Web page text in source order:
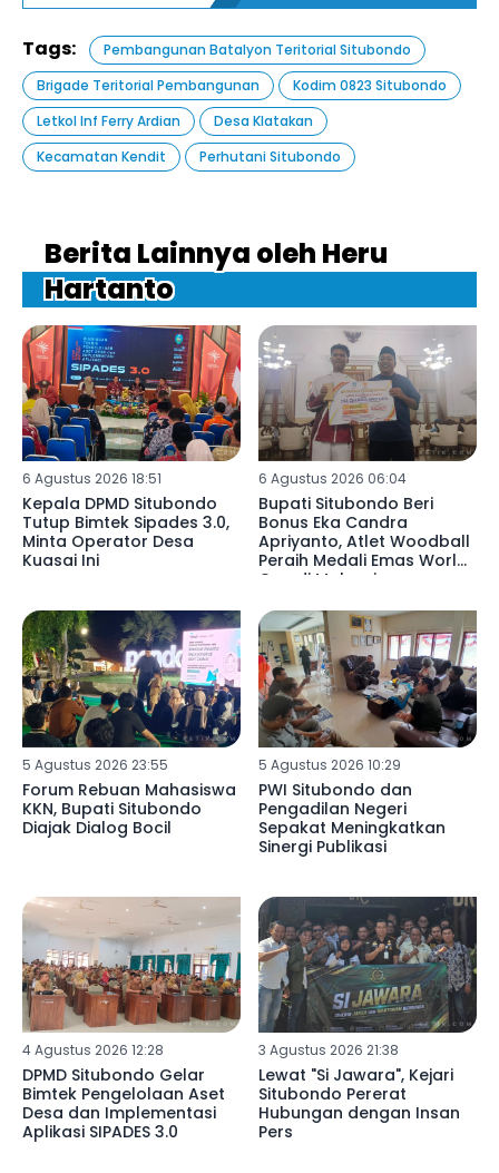
Tags:
Pembangunan Batalyon Teritorial Situbondo
Brigade Teritorial Pembangunan
Kodim 0823 Situbondo
Letkol Inf Ferry Ardian
Desa Klatakan
Kecamatan Kendit
Perhutani Situbondo
Berita Lainnya oleh Heru
Hartanto
6 Agustus 2026 18:51
Kepala DPMD Situbondo
Tutup Bimtek Sipades 3.0,
Minta Operator Desa
Kuasai Ini
6 Agustus 2026 06:04
Bupati Situbondo Beri
Bonus Eka Candra
Apriyanto, Atlet Woodball
Peraih Medali Emas World
Cup di Malaysia
5 Agustus 2026 23:55
Forum Rebuan Mahasiswa
KKN, Bupati Situbondo
Diajak Dialog Bocil
5 Agustus 2026 10:29
PWI Situbondo dan
Pengadilan Negeri
Sepakat Meningkatkan
Sinergi Publikasi
4 Agustus 2026 12:28
DPMD Situbondo Gelar
Bimtek Pengelolaan Aset
Desa dan Implementasi
Aplikasi SIPADES 3.0
3 Agustus 2026 21:38
Lewat "Si Jawara", Kejari
Situbondo Pererat
Hubungan dengan Insan
Pers